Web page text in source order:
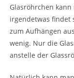
Glasröhrchen
irgendetwas findet
zum Aufhängen
wenig. Nur die
anstelle der